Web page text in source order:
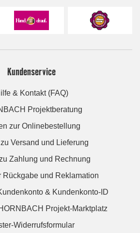
Kundenservice
& Kontakt (FAQ)
Projektberatung
zur Onlinebestellung
Versand und Lieferung
Zahlung und Rechnung
Rückgabe und Reklamation
& Kundenkonto-ID
Projekt-Marktplatz
Widerrufsformular